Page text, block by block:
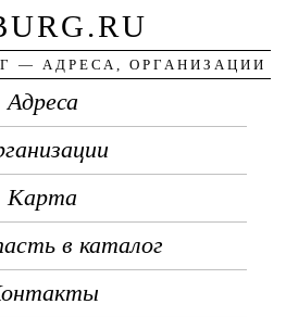
— АДРЕСА, ОРГАНИЗАЦИИ
Адреса
Карта
в каталог